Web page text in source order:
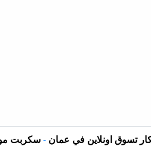
تسوق اونلاين في عمان - سكربت